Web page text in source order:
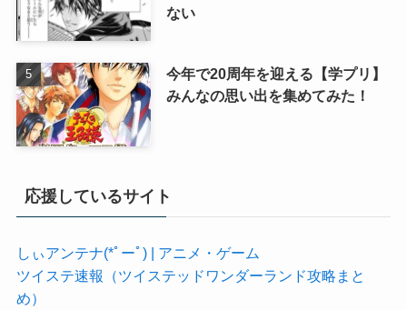
ない
今年で20周年を迎える【学プリ】
みんなの思い出を集めてみた！
応援しているサイト
しぃアンテナ(*ﾟーﾟ) | アニメ・ゲーム
ツイステ速報（ツイステッドワンダーランド攻略まと
め）